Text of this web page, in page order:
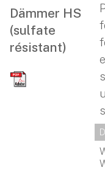
Dämmer HS
(sulfate
résistant)